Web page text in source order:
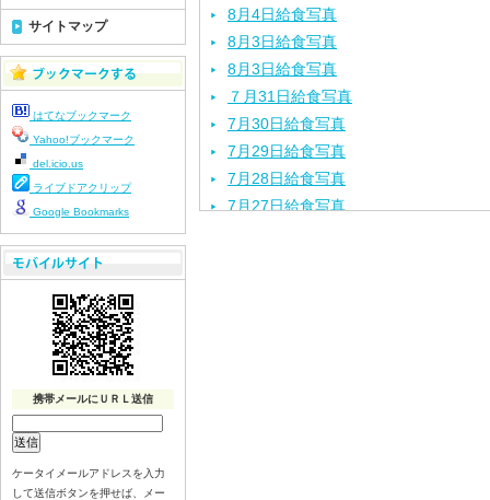
8月4日給食写真
8月3日給食写真
8月3日給食写真
７月31日給食写真
7月30日給食写真
7月29日給食写真
7月28日給食写真
7月27日給食写真
サイトマップ
はてなブックマーク
Yahoo!ブックマーク
del.icio.us
ライブドアクリップ
Google Bookmarks
携帯メールにＵＲＬ送信
ケータイメールアドレスを入力
して送信ボタンを押せば、メー